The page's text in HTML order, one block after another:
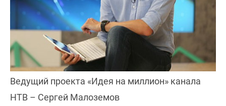
Ведущий проекта «Идея на миллион» канала
НТВ – Сергей Малоземов